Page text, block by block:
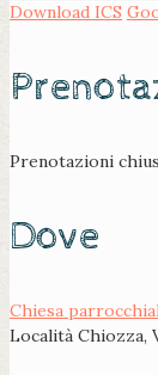
Download ICS
Prenotazioni
Dove
Chiesa
Località Chiozza,